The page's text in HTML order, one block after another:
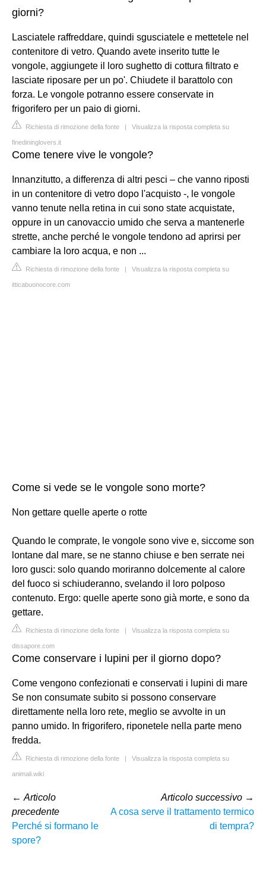
giorni?
Lasciatele raffreddare, quindi sgusciatele e mettetele nel
contenitore di vetro. Quando avete inserito tutte le
vongole, aggiungete il loro sughetto di cottura filtrato e
lasciate riposare per un po'. Chiudete il barattolo con
forza. Le vongole potranno essere conservate in
frigorifero per un paio di giorni.
Richiesta di rimozione della fonte | Visualizza la risposta completa su
finedininglovers.it
Come tenere vive le vongole?
Innanzitutto, a differenza di altri pesci – che vanno riposti
in un contenitore di vetro dopo l'acquisto -, le vongole
vanno tenute nella retina in cui sono state acquistate,
oppure in un canovaccio umido che serva a mantenerle
strette, anche perché le vongole tendono ad aprirsi per
cambiare la loro acqua, e non ...
Richiesta di rimozione della fonte | Visualizza la risposta completa su
itticabuonocore.com
Come si vede se le vongole sono morte?
Non gettare quelle aperte o rotte
Quando le comprate, le vongole sono vive e, siccome son
lontane dal mare, se ne stanno chiuse e ben serrate nei
loro gusci: solo quando moriranno dolcemente al calore
del fuoco si schiuderanno, svelando il loro polposo
contenuto. Ergo: quelle aperte sono già morte, e sono da
gettare.
Richiesta di rimozione della fonte | Visualizza la risposta completa su
dissapore.com
Come conservare i lupini per il giorno dopo?
Come vengono confezionati e conservati i lupini di mare
Se non consumate subito si possono conservare
direttamente nella loro rete, meglio se avvolte in un
panno umido. In frigorifero, riponetele nella parte meno
fredda.
Richiesta di rimozione della fonte | Visualizza la risposta completa su
animali.wiki
← Articolo
precedente
Perché si formano le
spore?
Articolo successivo →
A cosa serve il trattamento termico
di tempra?